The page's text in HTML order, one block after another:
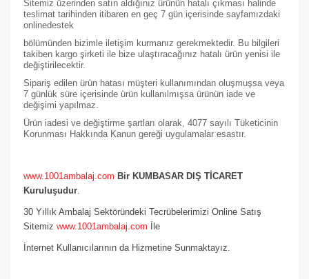
Sitemiz üzerinden satın aldığınız ürünün hatalı çıkması halinde
teslimat tarihinden itibaren en geç 7 gün içerisinde sayfamızdaki
onlinedestek
bölümünden bizimle iletişim kurmanız gerekmektedir. Bu bilgileri
takiben kargo şirketi ile bize ulaştıracağınız hatalı ürün yenisi ile
değiştirilecektir.
Sipariş edilen ürün hatası müşteri kullanımından oluşmuşsa veya
7 günlük süre içerisinde ürün kullanılmışsa ürünün iade ve
değişimi yapılmaz.
Ürün iadesi ve değiştirme şartları olarak, 4077 sayılı Tüketicinin
Korunması Hakkında Kanun gereği uygulamalar esastır.
www.1001ambalaj.com Bir KUMBASAR DIŞ TİCARET
Kuruluşudur.
30 Yıllık Ambalaj Sektöründeki Tecrübelerimizi Online Satış
Sitemiz www.1001ambalaj.com İle
İnternet Kullanıcılarının da Hizmetine Sunmaktayız.